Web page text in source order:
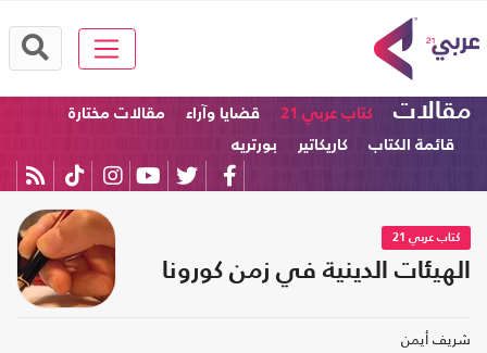
مقالات كتاب عربي 21 قضايا وآراء
مقالات مختارة
قائمة الكتاب
كاريكاتير بورتريه
كتاب عربي 21
الهيئات الدينية في زمن كورونا
شريف أيمن